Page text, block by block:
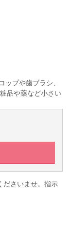
ップや歯ブラシ、
品や薬など小さい
ださいませ。指示